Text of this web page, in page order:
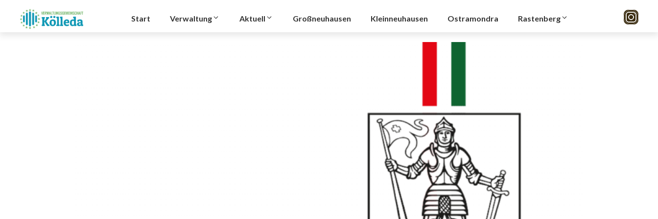
springen
Start Verwaltung Aktuell Großneuhausen Kleinneuhausen Ostramondra Rastenberg